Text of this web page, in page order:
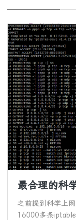
最合理的科
之前提到科学上
16000多条